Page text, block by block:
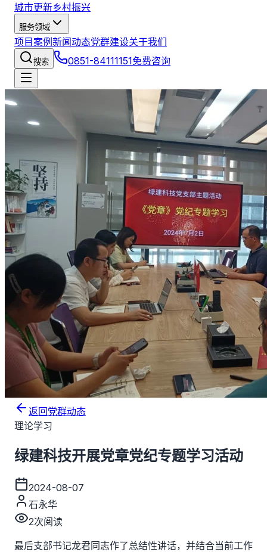
城市更新乡村振兴
服务领域
项目案例 新闻动态党群建设关于我们
搜索 0851-84111151免费咨询
返回党群动态
理论学习
绿建科技开展党章党纪专题学习活动
2024-08-07
石永华
2次阅读
最后支部书记龙君同志作了总结性讲话，并结合当前工作